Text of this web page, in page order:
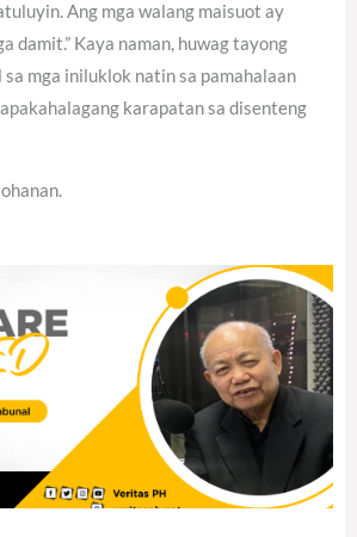
Ang mga walang maisuot ay
damit.” Kaya naman, huwag tayong
mga iniluklok natin sa pamahalaan
karapatan sa disenteng